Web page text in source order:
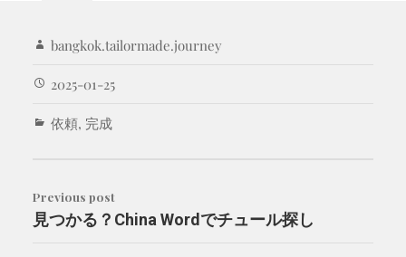
bangkok.tailormade.journey
2025-01-25
依頼, 完成
Previous post
見つかる？China Wordでチュール探し